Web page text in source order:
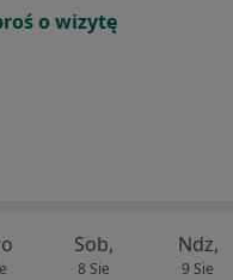
o wizytę
Sob,
8 Sie
Ndz,
9 Sie